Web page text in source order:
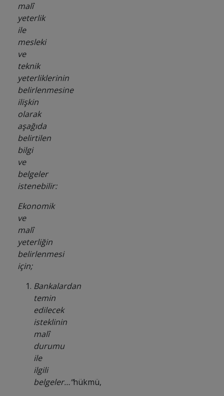
malî
yeterlik
ile
mesleki
ve
teknik
yeterliklerinin
belirlenmesine
ilişkin
olarak
aşağıda
belirtilen
bilgi
ve
belgeler
istenebilir:
Ekonomik
ve
malî
yeterliğin
belirlenmesi
için;
Bankalardan
temin
edilecek
isteklinin
malî
durumu
ile
ilgili
belgeler…”hükmü,